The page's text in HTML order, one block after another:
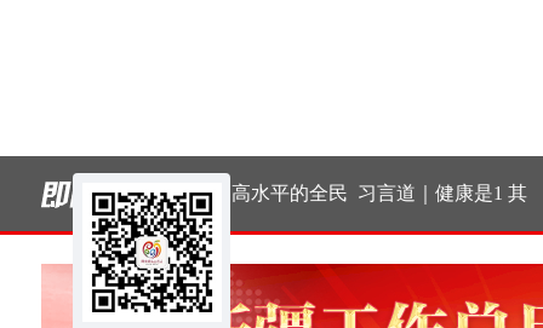
三个关键词，读
国经济“半年答
构建更高水平的全民
健身公共服务体系
习言道｜健康是1 其
他是后面的0
“
面